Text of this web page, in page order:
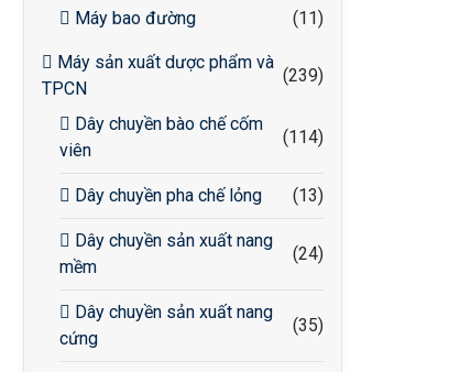
Máy bao đường (11)
Máy sản xuất dược phẩm và
TPCN
(239)
Dây chuyền bào chế cốm
viên
(114)
Dây chuyền pha chế lỏng (13)
Dây chuyền sản xuất nang
mềm
(24)
Dây chuyền sản xuất nang
cứng
(35)